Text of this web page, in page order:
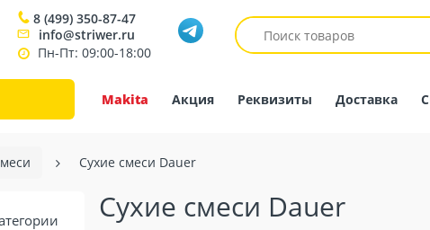
8 (499) 350-87-47
info@striwer.ru
Пн-Пт: 09:00-18:00
Makita Акция Реквизиты Доставка
Сухие смеси Dauer
Сухие смеси Dauer